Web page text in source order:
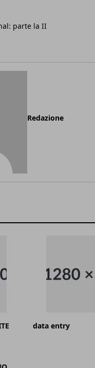
parte la II
Redazione
data entry